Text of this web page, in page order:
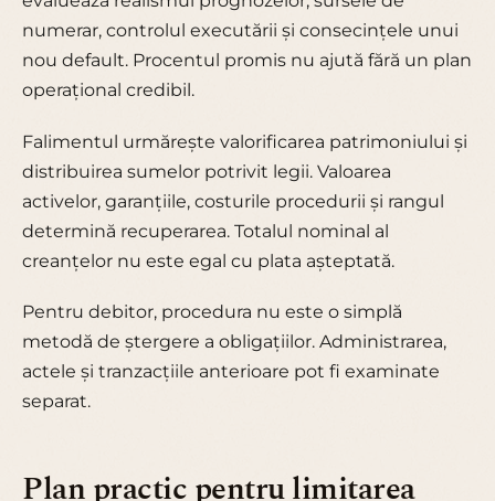
numerar, controlul executării și consecințele unui
nou default. Procentul promis nu ajută fără un plan
operațional credibil.
Falimentul urmărește valorificarea patrimoniului și
distribuirea sumelor potrivit legii. Valoarea
activelor, garanțiile, costurile procedurii și rangul
determină recuperarea. Totalul nominal al
creanțelor nu este egal cu plata așteptată.
Pentru debitor, procedura nu este o simplă
metodă de ștergere a obligațiilor. Administrarea,
actele și tranzacțiile anterioare pot fi examinate
separat.
Plan practic pentru limitarea